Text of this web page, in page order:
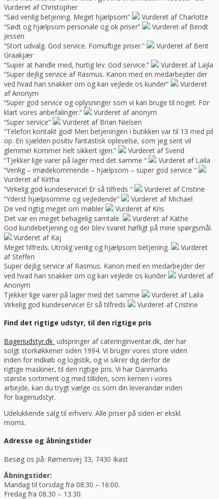
Vurderet af Christopher
“Sød venlig betjening. Meget hjælpsom”
Vurderet af Charlotte
“Sødt og hjælpsom personale og ok priser”
Vurderet af Bendt
Jessen
“Stort udvalg. God service. Fornuftige priser.”
Vurderet af Bent
Graakjær
“Super at handle med, hurtig lev. God service.”
Vurderet af Lajla
“Super dejlig service af Rasmus. Kanon med en medarbejder der
ved hvad han snakker om og kan vejlede os kunder”
Vurderet
af Anonym
“Super god service og oplysninger som vi kan bruge til noget. For
klart vores anbefalinger.”
Vurderet af anonym
“Super service”
Vurderet af Brian Nielsen
“Telefon kontakt god! Men betjeningen i butikken var til 13 med pil
op. En sjælden positiv fantastisk oplevelse, som jeg sent vil
glemme! Kommer helt sikkert igen.”
Vurderet af Svend
“Tjekker lige varer på lager med det samme “
Vurderet af Laila
“Venlig – imødekommende – hjælpsom – super god service “
Vurderet af Kirtha
“Virkelig god kundeservice! Er så tilfreds “
Vurderet af Cristine
“Yderst hjælpsomme og vejledende”
Vurderet af Michael
De ved rigtig meget om møbler
Vurderet af Kris
Det var en meget behagelig samtale.
Vurderet af Käthe
God kundebetjening og der blev svaret høfligt på mine spørgsmål.
Vurderet af Kaj
Meget tilfreds. Utrolig venlig og hjælpsom betjening.
Vurderet
af Steffen
Super dejlig service af Rasmus. Kanon med en medarbejder der
ved hvad han snakker om og kan vejlede os kunder
Vurderet af
Anonym
Tjekker lige varer på lager med det samme
Vurderet af Laila
Virkelig god kundeservice! Er så tilfreds
Vurderet af Cristine
Find det rigtige udstyr, til den rigtige pris
Bageriudstyr.dk udspringer af cateringinventar.dk, der har
solgt storkøkkener siden 1994. Vi bruger vores store viden
inden for indkøb og logistik, og vi sikrer dig derfor de
rigtige maskiner, til den rigtige pris. Vi har Danmarks
største sortiment og med tilliden, som kernen i vores
arbejde, kan du trygt vælge os som din leverandør inden
for bageriudstyr.
Udelukkende salg til erhverv. Alle priser på siden er ekskl.
moms.
Adresse og åbningstider
Besøg os på: Rømersvej 33, 7430 Ikast
Åbningstider:
Mandag til torsdag fra 08:30 – 16:00.
Fredag fra 08.30 – 13.30.